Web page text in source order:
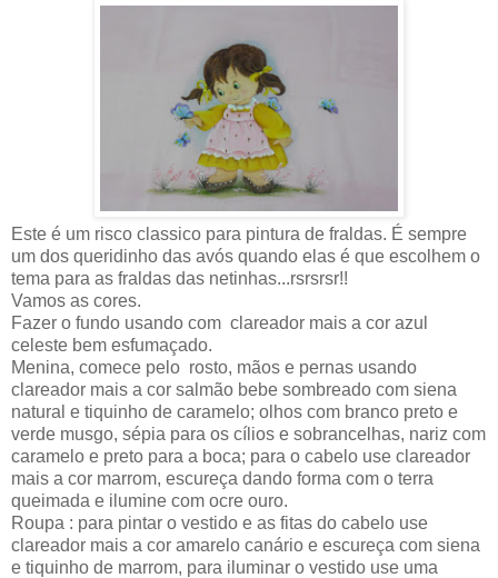
Este é um risco classico para pintura de fraldas. É sempre
um dos queridinho das avós quando elas é que escolhem o
tema para as fraldas das netinhas...rsrsrsr!!
Vamos as cores.
Fazer o fundo usando com clareador mais a cor azul
celeste bem esfumaçado.
Menina, comece pelo rosto, mãos e pernas usando
clareador mais a cor salmão bebe sombreado com siena
natural e tiquinho de caramelo; olhos com branco preto e
verde musgo, sépia para os cílios e sobrancelhas, nariz com
caramelo e preto para a boca; para o cabelo use clareador
mais a cor marrom, escureça dando forma com o terra
queimada e ilumine com ocre ouro.
Roupa : para pintar o vestido e as fitas do cabelo use
clareador mais a cor amarelo canário e escureça com siena
e tiquinho de marrom, para iluminar o vestido use uma